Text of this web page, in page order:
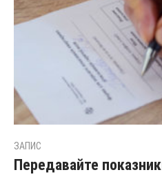
ЗАПИС
Передавайте